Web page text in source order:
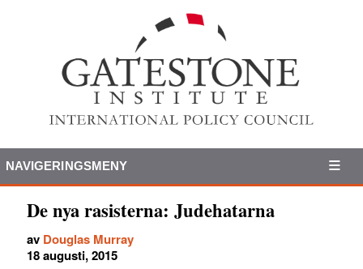
NAVIGERINGSMENY
De nya rasisterna: Judehatarna
av Douglas Murray
18 augusti, 2015